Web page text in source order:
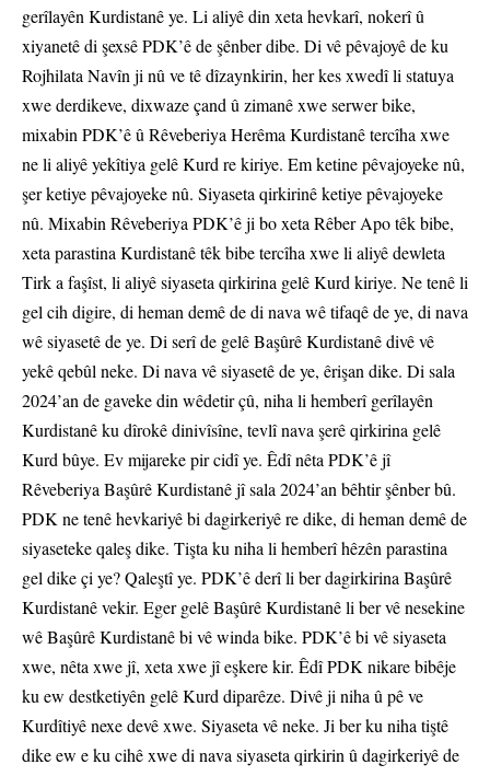
gerîlayên Kurdistanê ye. Li aliyê din xeta hevkarî, nokerî û
xiyanetê di şexsê PDK’ê de şênber dibe. Di vê pêvajoyê de ku
Rojhilata Navîn ji nû ve tê dîzaynkirin, her kes xwedî li statuya
xwe derdikeve, dixwaze çand û zimanê xwe serwer bike,
mixabin PDK’ê û Rêveberiya Herêma Kurdistanê tercîha xwe
ne li aliyê yekîtiya gelê Kurd re kiriye. Em ketine pêvajoyeke nû,
şer ketiye pêvajoyeke nû. Siyaseta qirkirinê ketiye pêvajoyeke
nû. Mixabin Rêveberiya PDK’ê ji bo xeta Rêber Apo têk bibe,
xeta parastina Kurdistanê têk bibe tercîha xwe li aliyê dewleta
Tirk a faşîst, li aliyê siyaseta qirkirina gelê Kurd kiriye. Ne tenê li
gel cih digire, di heman demê de di nava wê tifaqê de ye, di nava
wê siyasetê de ye. Di serî de gelê Başûrê Kurdistanê divê vê
yekê qebûl neke. Di nava vê siyasetê de ye, êrişan dike. Di sala
2024’an de gaveke din wêdetir çû, niha li hemberî gerîlayên
Kurdistanê ku dîrokê dinivîsîne, tevlî nava şerê qirkirina gelê
Kurd bûye. Ev mijareke pir cidî ye. Êdî nêta PDK’ê jî
Rêveberiya Başûrê Kurdistanê jî sala 2024’an bêhtir şênber bû.
PDK ne tenê hevkariyê bi dagirkeriyê re dike, di heman demê de
siyaseteke qaleş dike. Tişta ku niha li hemberî hêzên parastina
gel dike çi ye? Qaleştî ye. PDK’ê derî li ber dagirkirina Başûrê
Kurdistanê vekir. Eger gelê Başûrê Kurdistanê li ber vê nesekine
wê Başûrê Kurdistanê bi vê winda bike. PDK’ê bi vê siyaseta
xwe, nêta xwe jî, xeta xwe jî eşkere kir. Êdî PDK nikare bibêje
ku ew destketiyên gelê Kurd diparêze. Divê ji niha û pê ve
Kurdîtiyê nexe devê xwe. Siyaseta vê neke. Ji ber ku niha tiştê
dike ew e ku cihê xwe di nava siyaseta qirkirin û dagirkeriyê de